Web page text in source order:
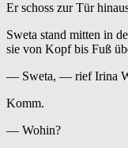
Er schoss zur Tür
Sweta stand mitten in
sie von Kopf bis Fuß
— Sweta, — rief Irina
Komm.
— Wohin?